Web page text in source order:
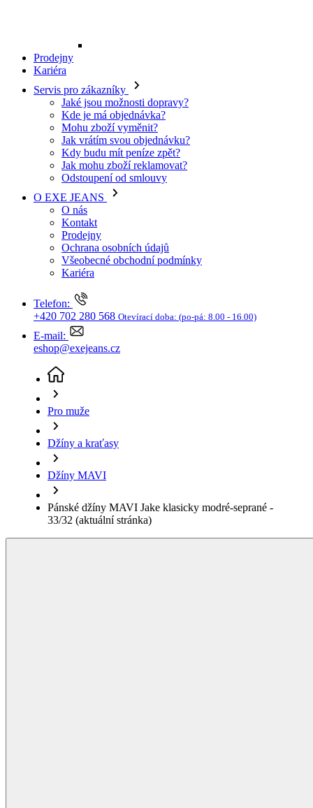
Mohu zboží vyměnit?
Jak vrátím svou objednávku?
Kdy budu mít peníze zpět?
Jak mohu zboží reklamovat?
Odstoupení od smlouvy
O EXE JEANS
O nás
Kontakt
Prodejny
Ochrana osobních údajů
Všeobecné obchodní podmínky
Kariéra
Telefon:
+420 702 280 568
E-mail:
eshop@exejeans.cz
Pro muže
Džíny MAVI
Pánské džíny MAVI Jake klasicky modré-seprané -
33/32 (aktuální stránka)